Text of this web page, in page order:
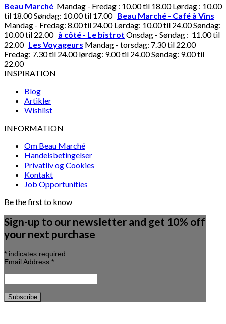
Beau Marché Mandag - Fredag : 10.00 til 18.00 Lørdag : 10.00
til 18.00 Søndag: 10.00 til 17.00 Beau Marché - Café à Vins
Mandag - Fredag: 8.00 til 24.00 Lørdag: 10.00 til 24.00 Søndag:
10.00 til 22.00 à côté - Le bistrot Onsdag - Søndag : 11.00 til
22.00 Les Voyageurs Mandag - torsdag: 7.30 til 22.00
Fredag: 7.30 til 24.00 lørdag: 9.00 til 24.00 Søndag: 9.00 til
22.00
INSPIRATION
Blog
Artikler
Wishlist
INFORMATION
Om Beau Marché
Handelsbetingelser
Privatliv og Cookies
Kontakt
Job Opportunities
Be the first to know
Sign-up to our newsletter and get 10% off
your next purchase
* indicates required
Email Address *